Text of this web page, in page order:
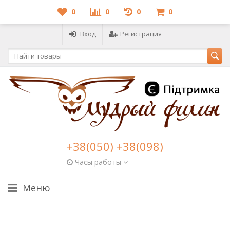
0 0 0 0
Вход Регистрация
+38(050) +38(098)
Часы работы
Меню